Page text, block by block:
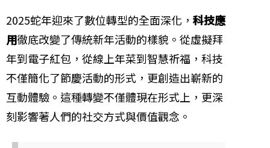
2025蛇年迎來了數位轉型的全面深化， 科技應
用徹底改變了傳統新年活動的樣貌。從虛擬拜
年到電子紅包，從線上年菜到智慧祈福，科技
不僅簡化了節慶活動的形式，更創造出嶄新的
互動體驗。這種轉變不僅體現在形式上，更深
刻影響著人們的社交方式與價值觀念。